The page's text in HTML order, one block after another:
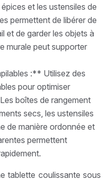
et les ustensiles de
permettent de libérer de
et de garder les objets à
murale peut supporter
:** Utilisez des
pour optimiser
boîtes de rangement
secs, les ustensiles
de manière ordonnée et
permettent
tablette coulissante sous